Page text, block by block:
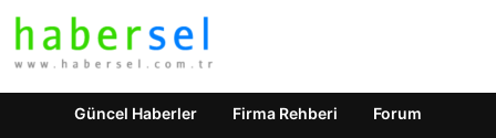
Güncel Haberler Firma Rehberi Forum